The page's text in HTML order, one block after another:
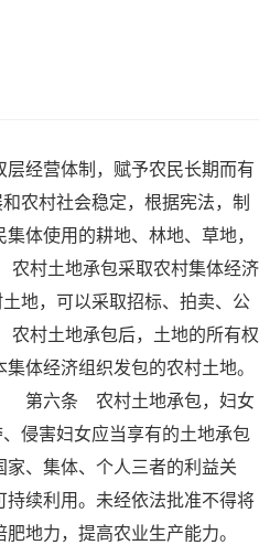
营体制，赋予农民长期而有
农村社会稳定，根据宪法，制
使用的耕地、林地、草地，
土地承包采取农村集体经济
地，可以采取招标、拍卖、公
土地承包后，土地的所有权
经济组织发包的农村土地。
第六条 农村土地承包，妇女
侵害妇女应当享有的土地承包
、集体、个人三者的利益关
续利用。未经依法批准不得将
地力，提高农业生产能力。